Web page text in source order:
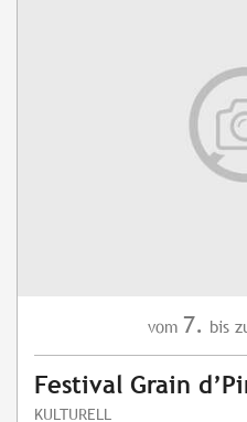
vom 7. bis
Festival Grain
KULTURELL